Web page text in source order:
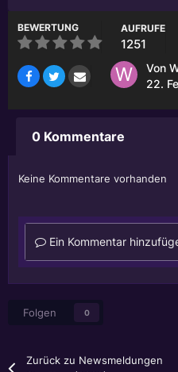
BEWERTUNG AUFRUFE
1251
Von
22.
0 Kommentare
Keine Kommentare vorhanden
Ein Kommentar
Folgen 0
Zurück zu Newsmeldungen